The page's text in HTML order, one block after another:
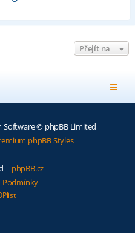
Přejít na
© phpBB Limited
phpBB Styles
– phpBB.cz
Podmínky